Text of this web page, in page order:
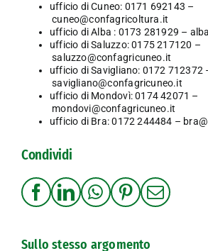
ufficio di Cuneo: 0171 692143 –
cuneo@confagricoltura.it
ufficio di Alba : 0173 281929 –
ufficio di Saluzzo: 0175 217120 –
saluzzo@confagricuneo.it
ufficio di Savigliano: 0172 712372
savigliano@confagricuneo.it
ufficio di Mondovì: 0174 42071 –
mondovi@confagricuneo.it
ufficio di Bra: 0172 244484 –
Condividi
Sullo stesso argomento